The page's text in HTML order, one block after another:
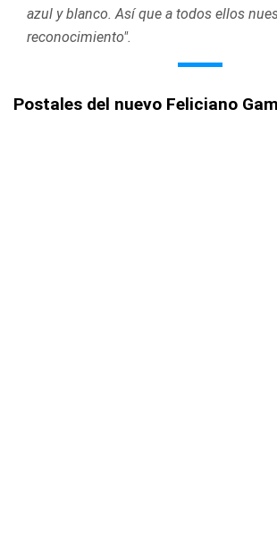
azul y blanco. Así que a todos ellos
reconocimiento".
Postales del nuevo Feliciano